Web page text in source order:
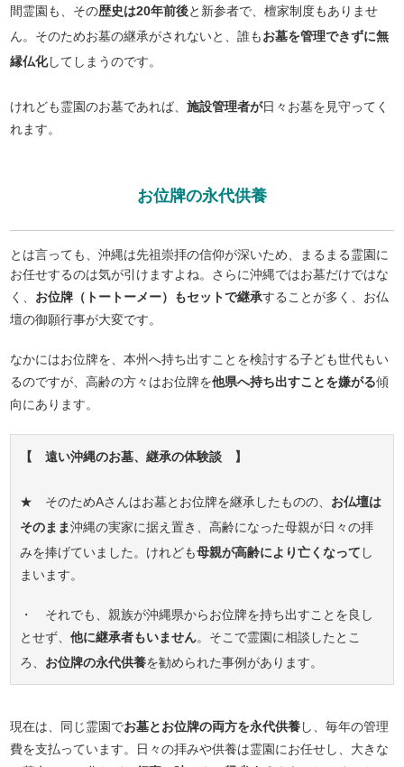
間霊園も、その歴史は20年前後と新参者で、檀家制度もありませ
ん。そのためお墓の継承がされないと、誰もお墓を管理できずに無
縁仏化してしまうのです。
けれども霊園のお墓であれば、施設管理者が日々お墓を見守ってく
れます。
お位牌の永代供養
とは言っても、沖縄は先祖崇拝の信仰が深いため、まるまる霊園に
お任せするのは気が引けますよね。さらに沖縄ではお墓だけではな
く、 お位牌（トートーメー）もセットで継承することが多く、お仏
壇の御願行事が大変です。
なかにはお位牌を、本州へ持ち出すことを検討する子ども世代もい
るのですが、高齢の方々はお位牌を他県へ持ち出すことを嫌がる傾
向にあります。
【 遠い沖縄のお墓、継承の体験談 】
★ そのためAさんはお墓とお位牌を継承したものの、 お仏壇は
そのまま沖縄の実家に据え置き、高齢になった母親が日々の拝
みを捧げていました。けれども母親が高齢により亡くなって し
まいます。
・ それでも、親族が沖縄県からお位牌を持ち出すことを良し
とせず、他に継承者もいません。そこで霊園に相談したとこ
ろ、 お位牌の永代供養を勧められた事例があります。
現在は、同じ霊園でお墓とお位牌の両方を永代供養し、毎年の管理
費を支払っています。日々の拝みや供養は霊園にお任せし、大きな